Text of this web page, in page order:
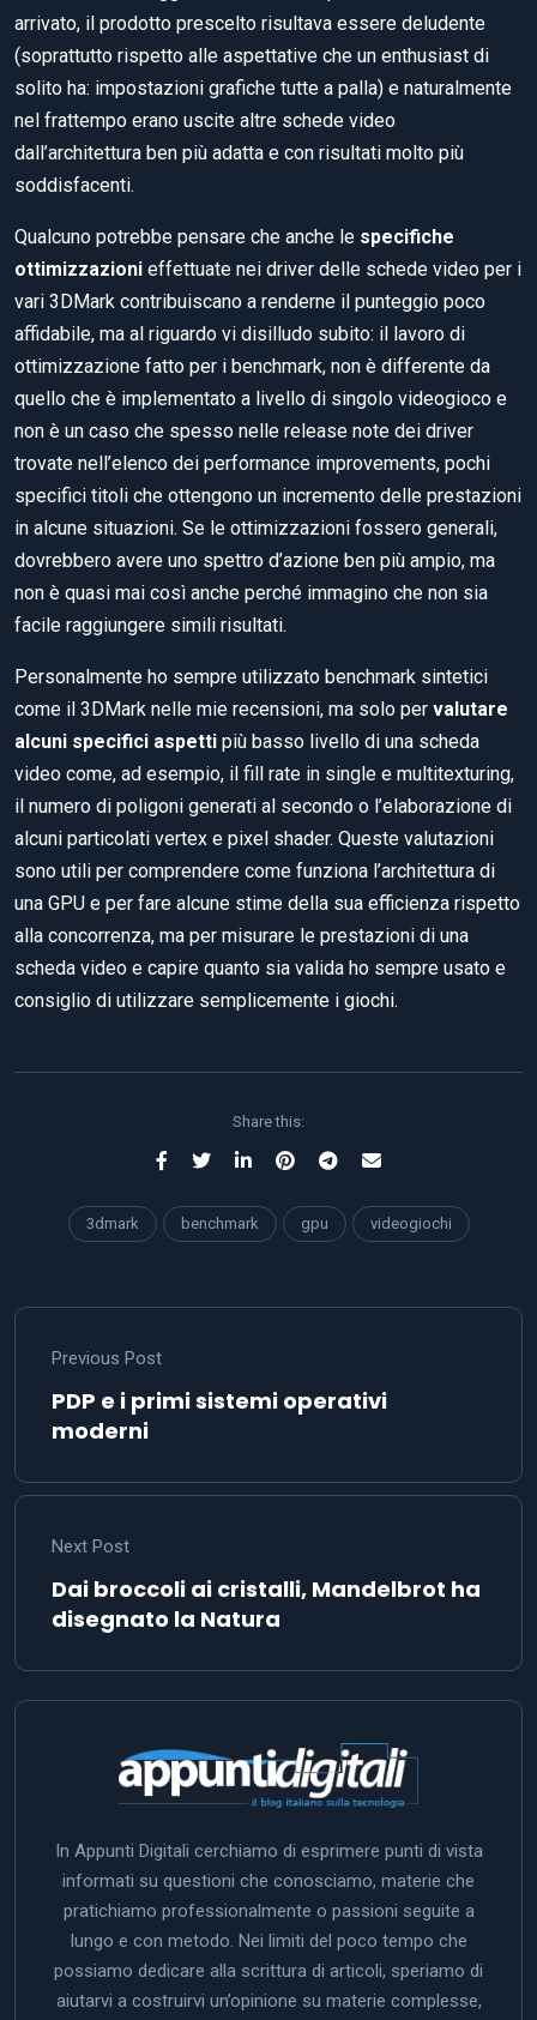
arrivato, il prodotto prescelto risultava essere deludente
(soprattutto rispetto alle aspettative che un enthusiast di
solito ha: impostazioni grafiche tutte a palla) e naturalmente
nel frattempo erano uscite altre schede video
dall’architettura ben più adatta e con risultati molto più
soddisfacenti.
Qualcuno potrebbe pensare che anche le specifiche
ottimizzazioni effettuate nei driver delle schede video per i
vari 3DMark contribuiscano a renderne il punteggio poco
affidabile, ma al riguardo vi disilludo subito: il lavoro di
ottimizzazione fatto per i benchmark, non è differente da
quello che è implementato a livello di singolo videogioco e
non è un caso che spesso nelle release note dei driver
trovate nell’elenco dei performance improvements, pochi
specifici titoli che ottengono un incremento delle prestazioni
in alcune situazioni. Se le ottimizzazioni fossero generali,
dovrebbero avere uno spettro d’azione ben più ampio, ma
non è quasi mai così anche perché immagino che non sia
facile raggiungere simili risultati.
Personalmente ho sempre utilizzato benchmark sintetici
come il 3DMark nelle mie recensioni, ma solo per valutare
alcuni specifici aspetti più basso livello di una scheda
video come, ad esempio, il fill rate in single e multitexturing,
il numero di poligoni generati al secondo o l’elaborazione di
alcuni particolati vertex e pixel shader. Queste valutazioni
sono utili per comprendere come funziona l’architettura di
una GPU e per fare alcune stime della sua efficienza rispetto
alla concorrenza, ma per misurare le prestazioni di una
scheda video e capire quanto sia valida ho sempre usato e
consiglio di utilizzare semplicemente i giochi.
Share this:
3dmark benchmark gpu videogiochi
Previous Post
PDP e i primi sistemi operativi
moderni
Next Post
Dai broccoli ai cristalli, Mandelbrot ha
disegnato la Natura
In Appunti Digitali cerchiamo di esprimere punti di vista
informati su questioni che conosciamo, materie che
pratichiamo professionalmente o passioni seguite a
lungo e con metodo. Nei limiti del poco tempo che
possiamo dedicare alla scrittura di articoli, speriamo di
aiutarvi a costruirvi un’opinione su materie complesse,